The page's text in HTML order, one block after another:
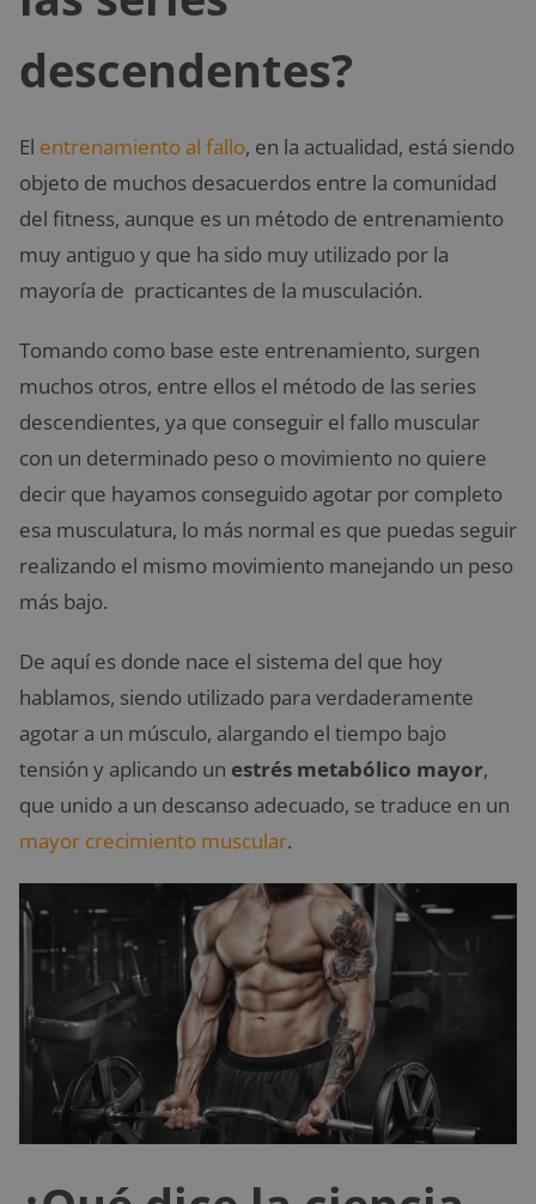
descendentes?
El entrenamiento al fallo, en la actualidad, está siendo
objeto de muchos desacuerdos entre la comunidad
del fitness, aunque es un método de entrenamiento
muy antiguo y que ha sido muy utilizado por la
mayoría de practicantes de la musculación.
Tomando como base este entrenamiento, surgen
muchos otros, entre ellos el método de las series
descendientes, ya que conseguir el fallo muscular
con un determinado peso o movimiento no quiere
decir que hayamos conseguido agotar por completo
esa musculatura, lo más normal es que puedas seguir
realizando el mismo movimiento manejando un peso
más bajo.
De aquí es donde nace el sistema del que hoy
hablamos, siendo utilizado para verdaderamente
agotar a un músculo, alargando el tiempo bajo
tensión y aplicando un estrés metabólico mayor,
que unido a un descanso adecuado, se traduce en un
mayor crecimiento muscular.